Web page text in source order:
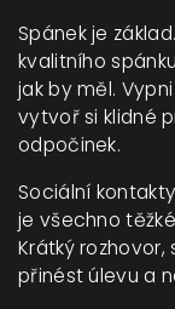
Spánek je
kvalitního
jak by měl.
vytvoř si klidné
odpočinek.
Sociální
je všechno
Krátký
přinést úlevu a